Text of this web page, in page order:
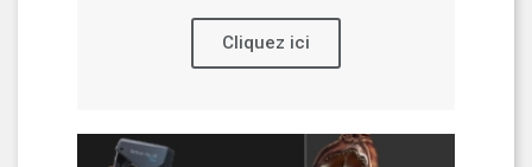
Cliquez ici